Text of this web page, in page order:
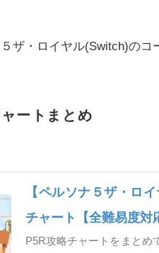
ザ・ロイヤル(Switch)のコ
ートまとめ
【ペルソナ５ザ・ロ
チャート【全難易度対
P5R攻略チャートをまとめ